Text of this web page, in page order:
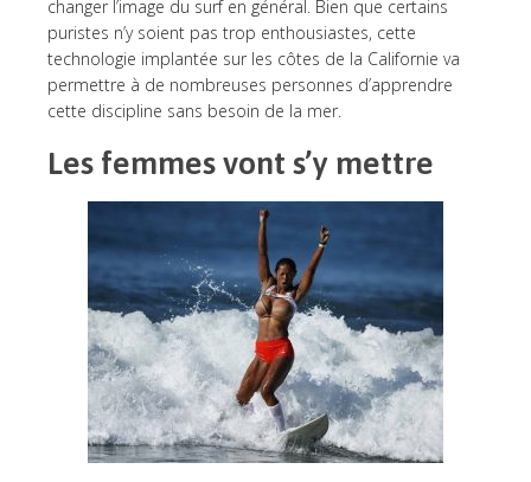
changer l’image du surf en général. Bien que certains
puristes n’y soient pas trop enthousiastes, cette
technologie implantée sur les côtes de la Californie va
permettre à de nombreuses personnes d’apprendre
cette discipline sans besoin de la mer.
Les femmes vont s’y mettre